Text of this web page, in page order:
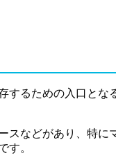
るための入口と
などがあり、特
す。